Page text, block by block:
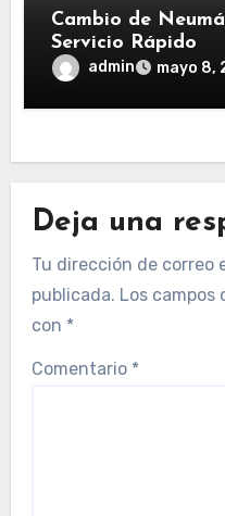
Cambio de
Servicio Rápido
admin mayo 8,
Deja una
Tu dirección de correo
publicada. Los campos
con *
Comentario *